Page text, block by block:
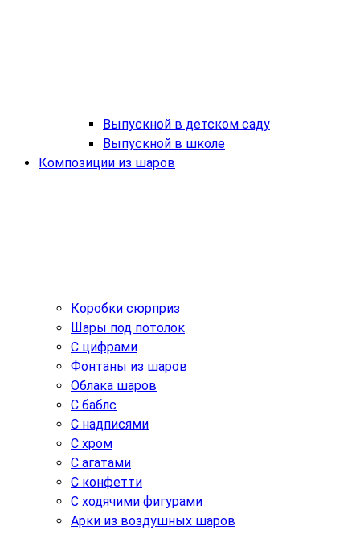
Выпускной в детском саду
Выпускной в школе
Композиции из шаров
Коробки сюрприз
Шары под потолок
С цифрами
Фонтаны из шаров
Облака шаров
С баблс
С надписями
С хром
С агатами
С конфетти
С ходячими фигурами
Арки из воздушных шаров